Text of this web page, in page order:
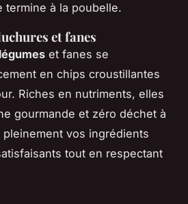
termine à la poubelle.
et fanes
et fanes se
en chips croustillantes
Riches en nutriments, elles
gourmande et zéro déchet à
vos ingrédients
tout en respectant